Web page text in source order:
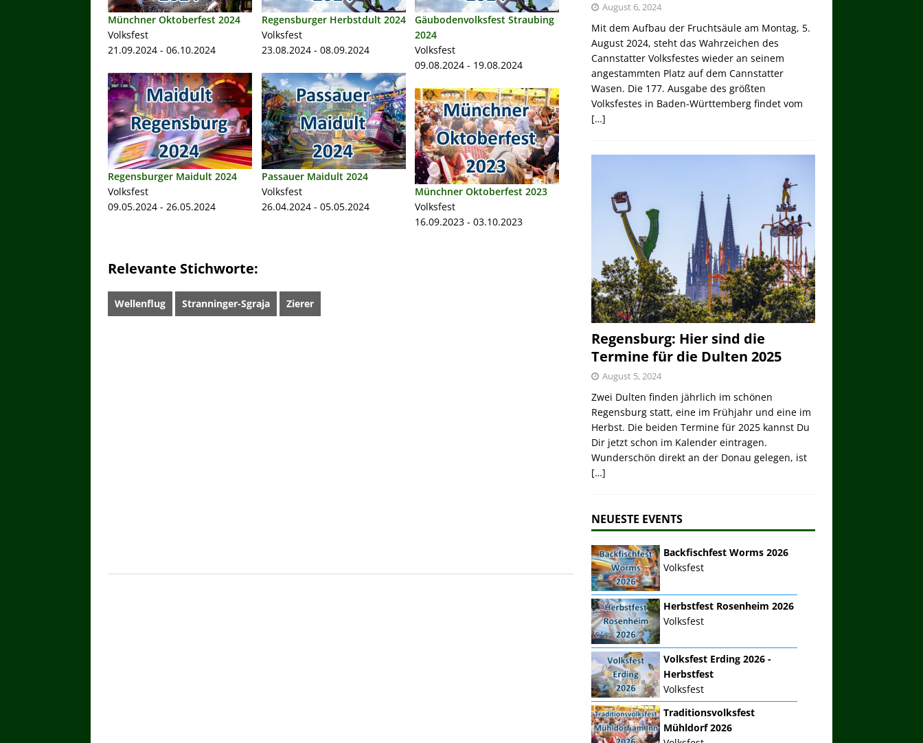
Münchner Oktoberfest 2024
Volksfest
21.09.2024 - 06.10.2024
Regensburger Maidult 2024
Volksfest
09.05.2024 - 26.05.2024
Regensburger Herbstdult 2024
Volksfest
23.08.2024 - 08.09.2024
Passauer Maidult 2024
Volksfest
26.04.2024 - 05.05.2024
Gäubodenvolksfest Straubing
2024
Volksfest
09.08.2024 - 19.08.2024
Münchner Oktoberfest 2023
Volksfest
16.09.2023 - 03.10.2023
Relevante Stichworte:
Wellenflug Stranninger-Sgraja Zierer
August 6, 2024
Mit dem Aufbau der Fruchtsäule am Montag, 5.
August 2024, steht das Wahrzeichen des
Cannstatter Volksfestes wieder an seinem
angestammten Platz auf dem Cannstatter
Wasen. Die 177. Ausgabe des größten
Volksfestes in Baden-Württemberg findet vom
[…]
Regensburg: Hier sind die
Termine für die Dulten 2025
August 5, 2024
Zwei Dulten finden jährlich im schönen
Regensburg statt, eine im Frühjahr und eine im
Herbst. Die beiden Termine für 2025 kannst Du
Dir jetzt schon im Kalender eintragen.
Wunderschön direkt an der Donau gelegen, ist
[…]
NEUESTE EVENTS
Backfischfest Worms 2026
Volksfest
Herbstfest Rosenheim 2026
Volksfest
Volksfest Erding 2026 -
Herbstfest
Volksfest
Traditionsvolksfest
Mühldorf 2026